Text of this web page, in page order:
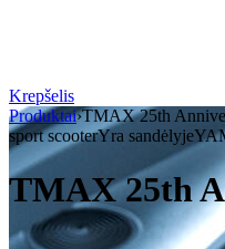
Krepšelis
Produktai›TMAX 25th
sport scooterYra sandėlyje
TMAX 25th